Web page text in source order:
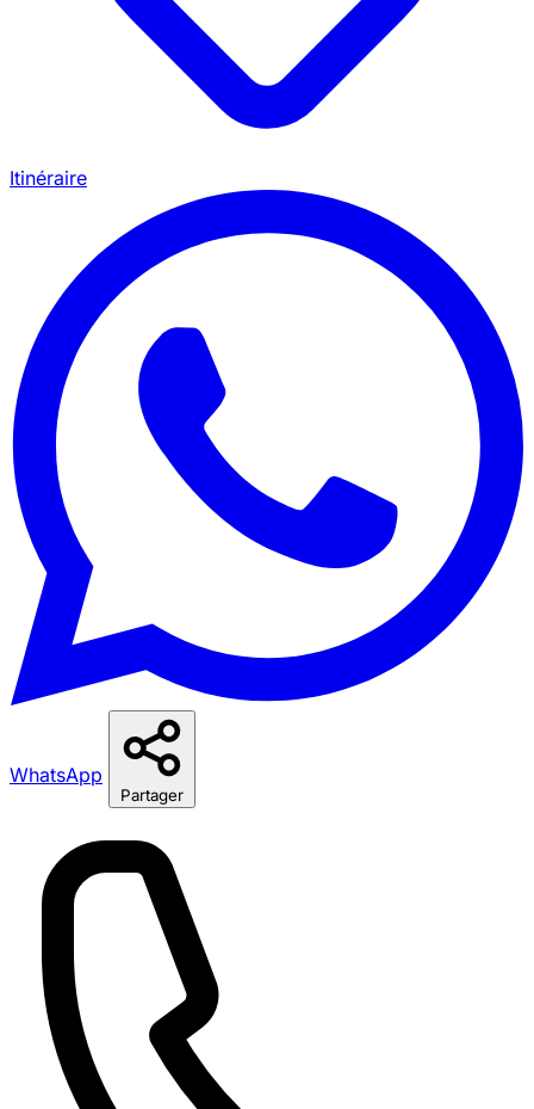
Itinéraire
WhatsApp
Partager